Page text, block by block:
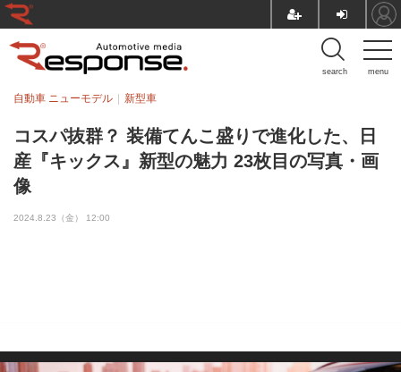
menu
search
コスパ抜群？ 装備てんこ盛りで進化した、日
産『キックス』新型の魅力 23枚目の写真・画
像
自動車 ニューモデル 新型車
2024.8.23（金） 12:00